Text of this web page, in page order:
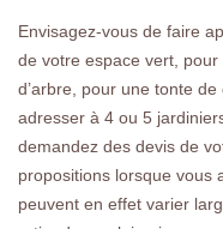
Envisagez-vous de faire
de votre espace vert,
d’arbre, pour une tonte
adresser à 4 ou 5
demandez des devis de
propositions lorsque vous
peuvent en effet varier